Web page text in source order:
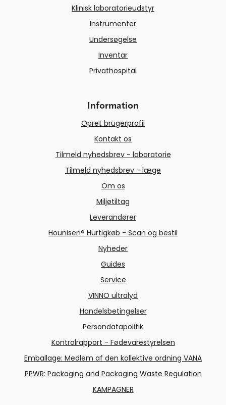
Klinisk laboratorieudstyr
Instrumenter
Undersøgelse
Inventar
Privathospital
Information
Opret brugerprofil
Kontakt os
Tilmeld nyhedsbrev - laboratorie
Tilmeld nyhedsbrev - læge
Om os
Miljøtiltag
Leverandører
Hounisen® Hurtigkøb - Scan og bestil
Nyheder
Guides
Service
VINNO ultralyd
Handelsbetingelser
Persondatapolitik
Kontrolrapport - Fødevarestyrelsen
Emballage: Medlem af den kollektive ordning VANA
PPWR: Packaging and Packaging Waste Regulation
KAMPAGNER